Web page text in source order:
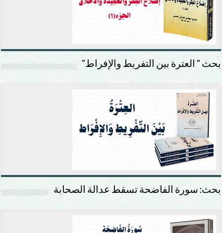
بحث ” العترة بين التفريط والإفراط”
بحث: سورة الفاضحة تسقط عدالة الصحابة